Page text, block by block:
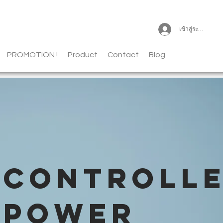
เข้าสู่ระบบ
PROMOTION ! Product Contact Blog
POWER